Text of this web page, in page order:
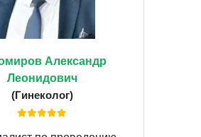
Александр
Леонидович
(Гинеколог)